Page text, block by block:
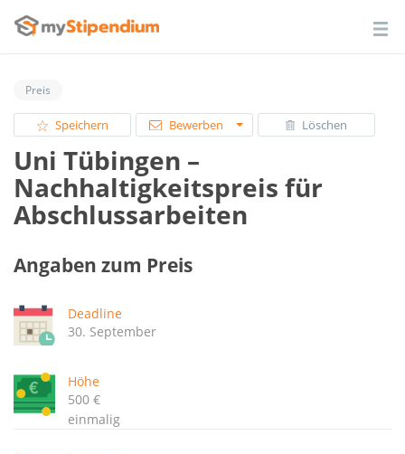
Preis
Speichern Bewerben Löschen
Uni Tübingen –
Nachhaltigkeitspreis für
Abschlussarbeiten
Angaben zum Preis
Deadline
30. September
Höhe
500 €
einmalig